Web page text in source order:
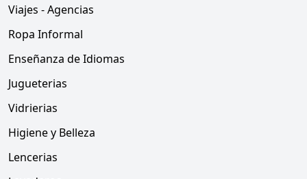
Viajes - Agencias
Ropa Informal
Enseñanza de Idiomas
Jugueterias
Vidrierias
Higiene y Belleza
Lencerias